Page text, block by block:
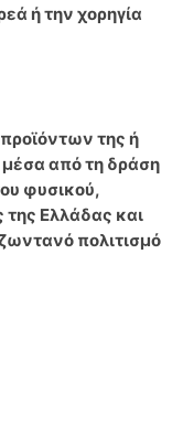
ή την χορηγία
της ή
από τη δράση
φυσικού,
της Ελλάδας και
πολιτισμό